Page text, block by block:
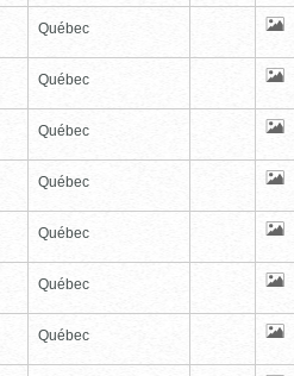
Québec
Québec
Québec
Québec
Québec
Québec
Québec